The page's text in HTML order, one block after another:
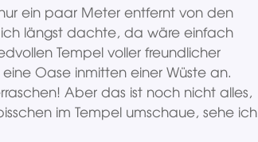
ein paar Meter entfernt von den
längst dachte, da wäre einfach
Tempel voller freundlicher
Oase inmitten einer Wüste an.
Aber das ist noch nicht alles,
im Tempel umschaue, sehe ich